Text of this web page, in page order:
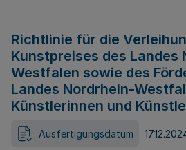
Richtlinie für die
Kunstpreises des Landes
Westfalen sowie des
Landes Nordrhein-
Künstlerinnen und
Ausfertigungsdatum